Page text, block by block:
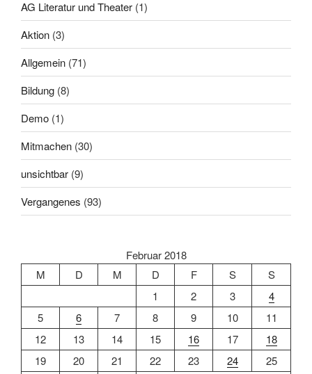
AG Literatur und Theater (1)
Aktion (3)
Allgemein (71)
Bildung (8)
Demo (1)
Mitmachen (30)
unsichtbar (9)
Vergangenes (93)
Februar 2018
M
D M D F S
S
1
2 3
4
5
6 7 8 9 10
11
12
13 14 15 16 17
18
19
20 21 22 23 24
25